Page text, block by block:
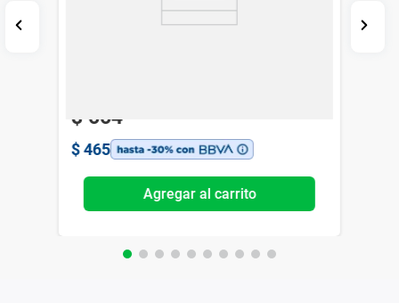
$ 664
$ 465
Agregar al carrito